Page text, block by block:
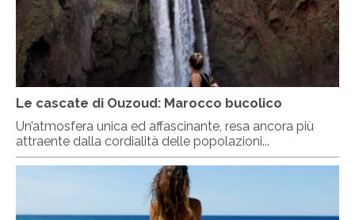
Le cascate di Ouzoud: Marocco bucolico
Un’atmosfera unica ed affascinante, resa ancora più
attraente dalla cordialità delle popolazioni...